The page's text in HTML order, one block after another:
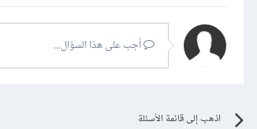
أجب على هذا السؤال...
اذهب إلى قائمة الأسئلة